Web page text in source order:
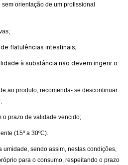
orientação de um profissional
flatulências intestinais;
à substância não devem ingerir o
ao produto, recomenda- se descontinuar
o prazo de validade vencido;
(15º a 30ºC).
umidade, sendo assim, nestas condições,
para o consumo, respeitando o prazo